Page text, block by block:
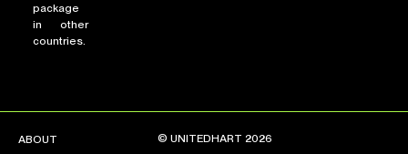
package
in other
countries.
ABOUT
© UNITEDHART 2026